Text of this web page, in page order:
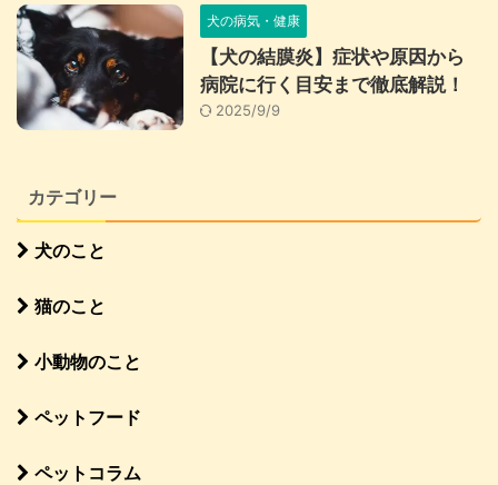
犬の病気・健康
【犬の結膜炎】症状や原因から
病院に行く目安まで徹底解説！
2025/9/9
カテゴリー
犬のこと
猫のこと
小動物のこと
ペットフード
ペットコラム